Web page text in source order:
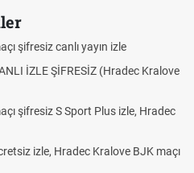
şifresiz canlı yayın izle
İZLE ŞİFRESİZ (Hradec Kralove
şifresiz S Sport Plus izle, Hradec
izle, Hradec Kralove BJK maçı